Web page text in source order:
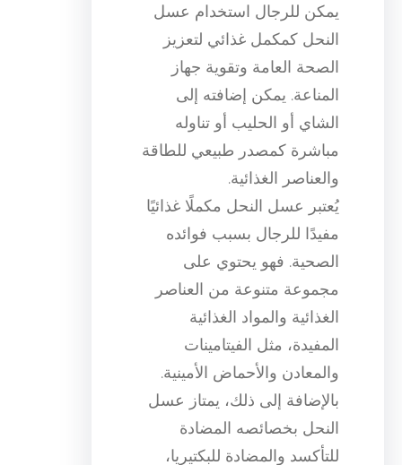
يمكن للرجال استخدام عسل
النحل كمكمل غذائي لتعزيز
الصحة العامة وتقوية جهاز
المناعة. يمكن إضافته إلى
الشاي أو الحليب أو تناوله
مباشرة كمصدر طبيعي للطاقة
والعناصر الغذائية.
يُعتبر عسل النحل مكملًا غذائيًا
مفيدًا للرجال بسبب فوائده
الصحية. فهو يحتوي على
مجموعة متنوعة من العناصر
الغذائية والمواد الغذائية
المفيدة، مثل الفيتامينات
والمعادن والأحماض الأمينية.
بالإضافة إلى ذلك، يمتاز عسل
النحل بخصائصه المضادة
للتأكسد والمضادة للبكتيريا،